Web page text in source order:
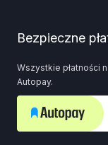
Bezpieczne
Wszystkie płatności
Autopay.